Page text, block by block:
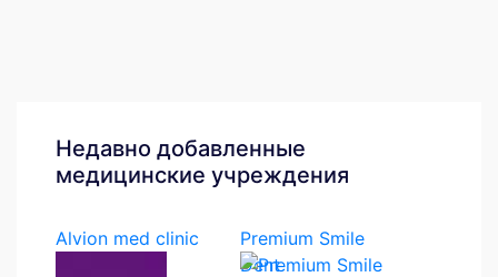
Недавно добавленные
медицинские учреждения
Alvion med clinic
Premium Smile
Dent